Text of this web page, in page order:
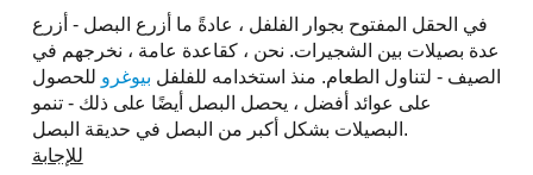
في الحقل المفتوح بجوار الفلفل ، عادةً ما أزرع البصل - أزرع
عدة بصيلات بين الشجيرات. نحن ، كقاعدة عامة ، نخرجهم في
الصيف - لتناول الطعام. منذ استخدامه للفلفل بيوغرو للحصول
على عوائد أفضل ، يحصل البصل أيضًا على ذلك - تنمو
البصيلات بشكل أكبر من البصل في حديقة البصل.
للإجابة